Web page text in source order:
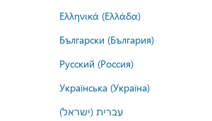
Ελληνικά (Ελλάδα)
Български (България)
Русский (Россия)
Українська (Україна)
עברית (ישראל)